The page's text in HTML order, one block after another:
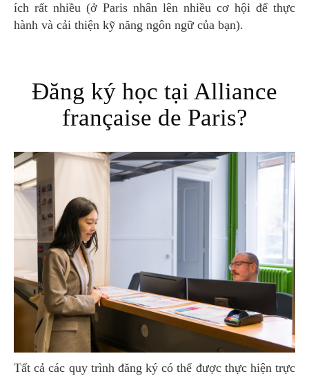
ích rất nhiều (ở Paris nhân lên nhiều cơ hội để thực
hành và cải thiện kỹ năng ngôn ngữ của bạn).
Đăng ký học tại Alliance
française de Paris?
Tất cả các quy trình đăng ký có thể được thực hiện trực